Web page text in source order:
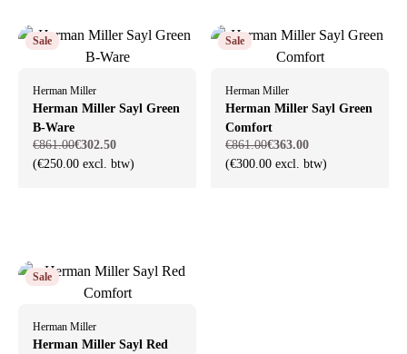
Sale
Herman Miller
Herman Miller Sayl Green
B-Ware
€861.00€302.50
(€250.00 excl. btw)
Sale
Herman Miller
Herman Miller Sayl Green
Comfort
€861.00€363.00
(€300.00 excl. btw)
Sale
Herman Miller
Herman Miller Sayl Red